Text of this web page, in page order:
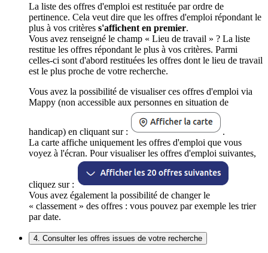
La liste des offres d'emploi est restituée par ordre de
pertinence. Cela veut dire que les offres d'emploi répondant le
plus à vos critères s'affichent en premier.
Vous avez renseigné le champ « Lieu de travail » ? La liste
restitue les offres répondant le plus à vos critères. Parmi
celles-ci sont d'abord restituées les offres dont le lieu de travail
est le plus proche de votre recherche.
Vous avez la possibilité de visualiser ces offres d'emploi via
Mappy (non accessible aux personnes en situation de
handicap) en cliquant sur :
.
La carte affiche uniquement les offres d'emploi que vous
voyez à l'écran. Pour visualiser les offres d'emploi suivantes,
cliquez sur :
Vous avez également la possibilité de changer le
« classement » des offres : vous pouvez par exemple les trier
par date.
4. Consulter les offres issues de votre recherche